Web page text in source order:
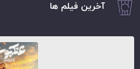
آخرین فیلم ها